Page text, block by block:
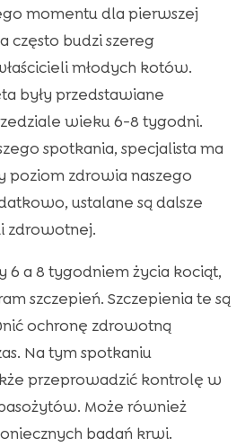
momentu dla pierwszej
często budzi szereg
młodych kotów.
były przedstawiane
wieku 6-8 tygodni.
spotkania, specjalista ma
poziom zdrowia naszego
ustalane są dalsze
zdrowotnej.
6 a 8 tygodniem życia kociąt,
szczepień. Szczepienia te są
ochronę zdrowotną
Na tym spotkaniu
przeprowadzić kontrolę w
Może również
badań krwi.